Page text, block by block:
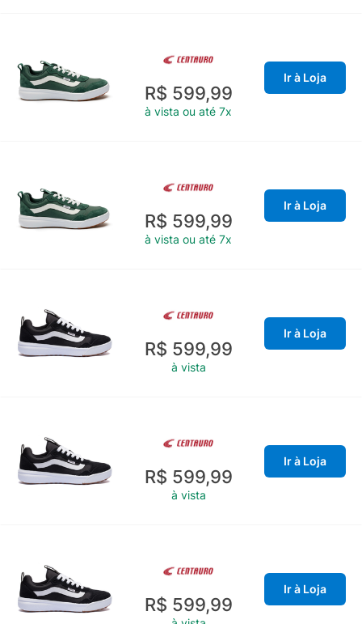
R$ 599,99
à vista ou até 7x
Ir à Loja
R$ 599,99
à vista ou até 7x
Ir à Loja
R$ 599,99
à vista
Ir à Loja
R$ 599,99
à vista
Ir à Loja
R$ 599,99
Ir à Loja